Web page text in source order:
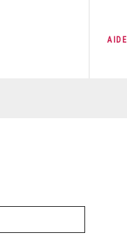
AIDE